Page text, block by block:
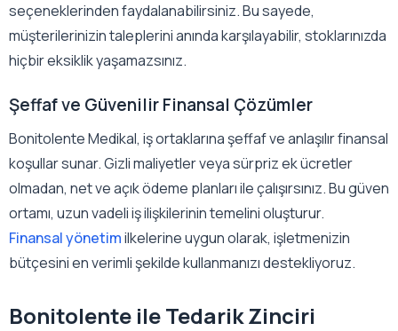
seçeneklerinden faydalanabilirsiniz. Bu sayede,
müşterilerinizin taleplerini anında karşılayabilir, stoklarınızda
hiçbir eksiklik yaşamazsınız.
Şeffaf ve Güvenilir Finansal Çözümler
Bonitolente Medikal, iş ortaklarına şeffaf ve anlaşılır finansal
koşullar sunar. Gizli maliyetler veya sürpriz ek ücretler
olmadan, net ve açık ödeme planları ile çalışırsınız. Bu güven
ortamı, uzun vadeli iş ilişkilerinin temelini oluşturur.
Finansal yönetimilkelerine uygun olarak, işletmenizin
bütçesini en verimli şekilde kullanmanızı destekliyoruz.
Bonitolente ile Tedarik Zinciri